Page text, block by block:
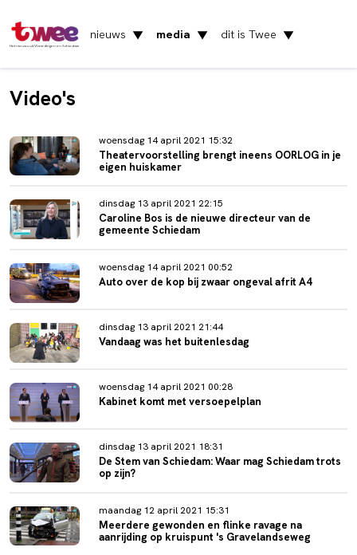
Het nieuws uit Vlaardingen en Schiedam
nieuws ▼ media ▼ dit is Twee ▼
Video's
woensdag 14 april 2021 15:32
Theatervoorstelling brengt ineens OORLOG in je
eigen huiskamer
dinsdag 13 april 2021 22:15
Caroline Bos is de nieuwe directeur van de
gemeente Schiedam
woensdag 14 april 2021 00:52
Auto over de kop bij zwaar ongeval afrit A4
dinsdag 13 april 2021 21:44
Vandaag was het buitenlesdag
woensdag 14 april 2021 00:28
Kabinet komt met versoepelplan
dinsdag 13 april 2021 18:31
De Stem van Schiedam: Waar mag Schiedam trots
op zijn?
maandag 12 april 2021 15:31
Meerdere gewonden en flinke ravage na
aanrijding op kruispunt 's Gravelandseweg